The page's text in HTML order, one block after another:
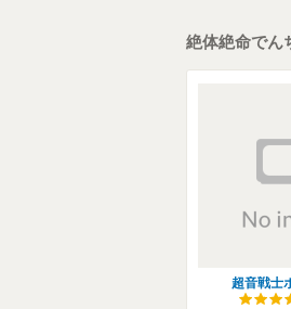
絶体絶命でん
超音戦士